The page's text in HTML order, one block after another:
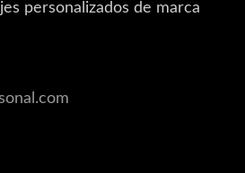
personalizados de marca